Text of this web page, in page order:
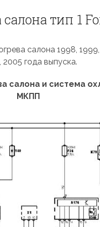
тип 1
салона 1998,
2005 года выпуска.
салона и система
МКПП